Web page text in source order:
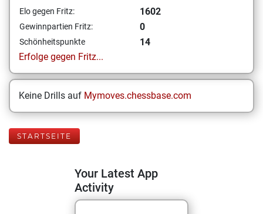
Elo gegen Fritz: 1602
Gewinnpartien Fritz: 0
Schönheitspunkte
14
Erfolge gegen Fritz...
Keine Drills auf Mymoves.chessbase.com
STARTSEITE
Your Latest App
Activity